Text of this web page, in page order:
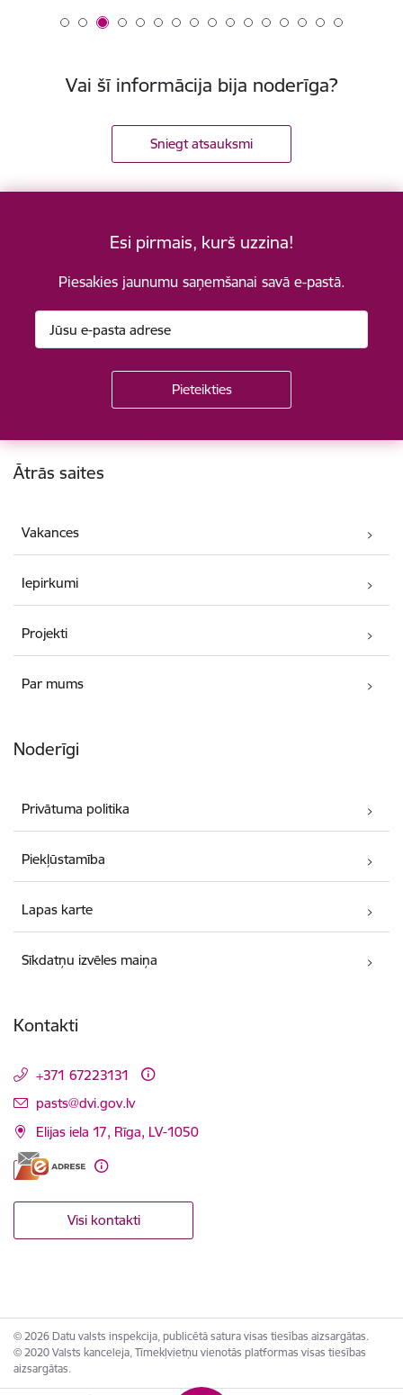
Vai šī informācija bija noderīga?
Sniegt atsauksmi
Esi pirmais, kurš uzzina!
Piesakies jaunumu saņemšanai savā e-pastā.
Kājene
Ātrās saites
Vakances
Iepirkumi
Projekti
Par mums
Noderīgi
Privātuma politika
Piekļūstamība
Lapas karte
Sīkdatņu izvēles maiņa
Kontakti
+371 67223131
E-pasts:
pasts@dvi.gov.lv
Elijas iela 17, Rīga, LV-1050
Visi kontakti
© 2026 Datu valsts inspekcija, publicētā satura visas tiesības aizsargātas.
© 2020 Valsts kanceleja, Tīmekļvietņu vienotās platformas visas tiesības
aizsargātas.